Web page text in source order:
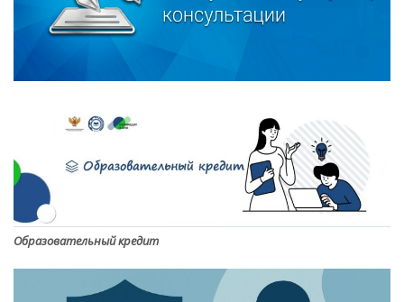
Образовательный кредит